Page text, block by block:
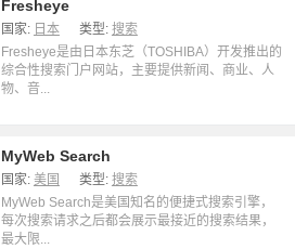
Fresheye
国家: 日本 类型: 搜索
Fresheye是由日本东芝（TOSHIBA）开发推出的
综合性搜索门户网站，主要提供新闻、商业、人
物、音...
MyWeb Search
国家: 美国 类型: 搜索
MyWeb Search是美国知名的便捷式搜索引擎，
每次搜索请求之后都会展示最接近的搜索结果，
最大限...